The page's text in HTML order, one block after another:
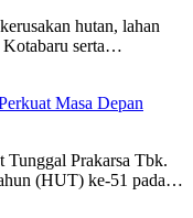
hutan, lahan
Kotabaru serta…
Masa Depan
Prakarsa Tbk.
(HUT) ke-51 pada…